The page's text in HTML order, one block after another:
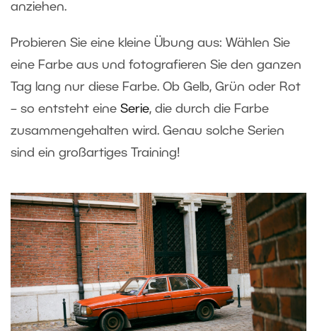
anziehen.
Probieren Sie eine kleine Übung aus: Wählen Sie
eine Farbe aus und fotografieren Sie den ganzen
Tag lang nur diese Farbe. Ob Gelb, Grün oder Rot
– so entsteht eine Serie, die durch die Farbe
zusammengehalten wird. Genau solche Serien
sind ein großartiges Training!